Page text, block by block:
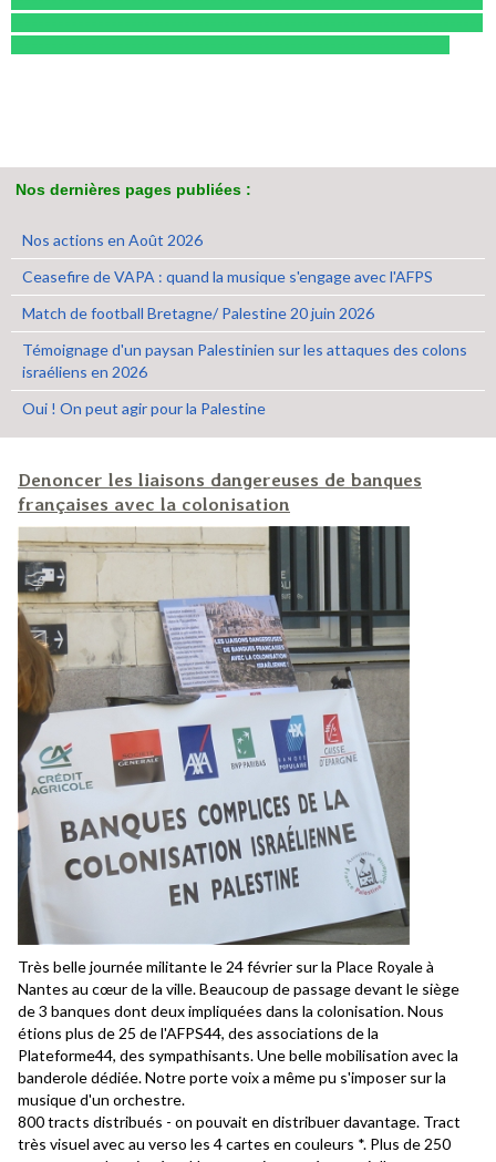
Nos dernières pages publiées :
Nos actions en Août 2026
Ceasefire de VAPA : quand la musique s'engage avec l'AFPS
Match de football Bretagne/ Palestine 20 juin 2026
Témoignage d'un paysan Palestinien sur les attaques des colons
israéliens en 2026
Oui ! On peut agir pour la Palestine
Denoncer les liaisons dangereuses de banques
françaises avec la colonisation
Très belle journée militante le 24 février sur la Place Royale à
Nantes au cœur de la ville. Beaucoup de passage devant le siège
de 3 banques dont deux impliquées dans la colonisation. Nous
étions plus de 25 de l'AFPS44, des associations de la
Plateforme44, des sympathisants. Une belle mobilisation avec la
banderole dédiée.Notre porte voix a même pu s'imposer sur la
musique d'un orchestre.
800 tracts distribués - on pouvait en distribuer davantage. Tract
très visuel avec au verso les 4 cartes en couleurs *. Plus de 250